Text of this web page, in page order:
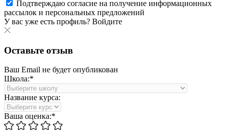
Подтверждаю согласие на получение информационных
рассылок и персональных предложений
У вас уже есть профиль? Войдите
Оставьте отзыв
Ваш Email не будет опубликован
Школа:*
Название курса:
Ваша оценка:*